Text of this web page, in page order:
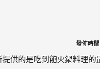
發佈時間
提供的是吃到飽火鍋料理的